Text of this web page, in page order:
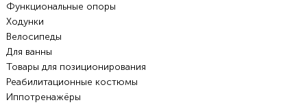
Функциональные опоры
Ходунки
Велосипеды
Для ванны
Товары для позиционирования
Реабилитационные костюмы
Иппотренажёры